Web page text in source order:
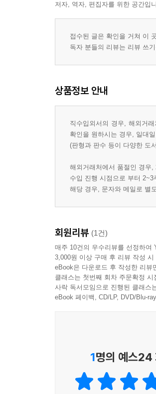
저자, 역자, 편집자를 위한 공간입
접수된 글은 확인을 거쳐 이
독자 분들의 리뷰는 리뷰 쓰
상품정보 안내
직수입외서의 경우, 해외거
확인을 원하시는 경우, 일대
(판형과 판수 등이 다양한 도
해외거래처에서 품절인 경우
수입 진행 시점으로 부터
해당 경우, 문자와 메일로 별
회원리뷰 (1건)
매주 10건의 우수리뷰를 선정하여
3,000원 이상 구매 후 리뷰 작성 시
eBook은 다운로드 후 작성한 리뷰
클래스는 첫번째 회차 주문확정
사락 독서모임으로 진행된 클래스
eBook 페이백, CD/LP, DVD/Blu-
1명의 예스24